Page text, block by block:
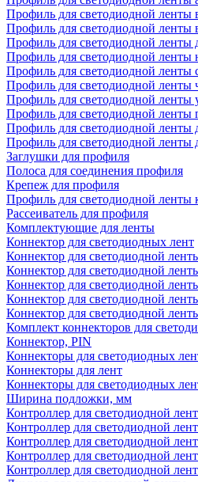
Профиль для светодиодной ленты
Профиль для светодиодной ленты
Профиль для светодиодной ленты
Профиль для светодиодной ленты
Профиль для светодиодной ленты
Профиль для светодиодной ленты
Профиль для светодиодной ленты
Профиль для светодиодной ленты
Профиль для светодиодной ленты
Профиль для светодиодной ленты
Заглушки для профиля
Полоса для соединения профиля
Крепеж для профиля
Профиль для светодиодной ленты
Рассеиватель для профиля
Комплектующие для ленты
Коннектор для светодиодных лент
Коннектор для светодиодной
Коннектор для светодиодной
Коннектор для светодиодной
Коннектор для светодиодной
Коннектор для светодиодной
Комплект коннекторов для
Коннектор, PIN
Коннекторы для светодиодных
Коннекторы для лент
Коннекторы для светодиодных
Ширина подложки, мм
Контроллер для светодиодной
Контроллер для светодиодной
Контроллер для светодиодной
Контроллер для светодиодной
Контроллер для светодиодной